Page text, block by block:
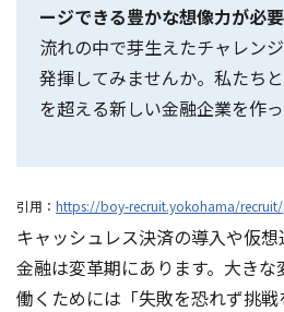
ージできる豊かな想像力が必要
流れの中で芽生えたチャレン
発揮してみませんか。私たち
を超える新しい金融企業を作っ
引用： https://boy-recruit.yokohama/
キャッシュレス決済の導入や仮
金融は変革期にあります。大き
働くためには「失敗を恐れず挑